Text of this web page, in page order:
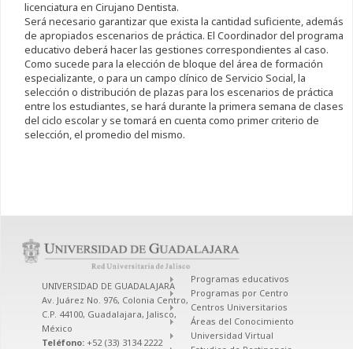
licenciatura en Cirujano Dentista.
Será necesario garantizar que exista la cantidad suficiente, además
de apropiados escenarios de práctica. El Coordinador del programa
educativo deberá hacer las gestiones correspondientes al caso.
Como sucede para la elección de bloque del área de formación
especializante, o para un campo clínico de Servicio Social, la
selección o distribución de plazas para los escenarios de práctica
entre los estudiantes, se hará durante la primera semana de clases
del ciclo escolar y se tomará en cuenta como primer criterio de
selección, el promedio del mismo.
UNIVERSIDAD DE GUADALAJARA
Av. Juárez No. 976, Colonia Centro,
C.P. 44100, Guadalajara, Jalisco,
México
Teléfono: +52 (33) 3134 2222
Programas educativos
Programas por Centro
Centros Universitarios
Áreas del Conocimiento
Universidad Virtual